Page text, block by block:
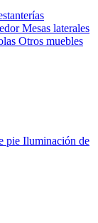
Mesas laterales
Otros muebles
pie Iluminación de